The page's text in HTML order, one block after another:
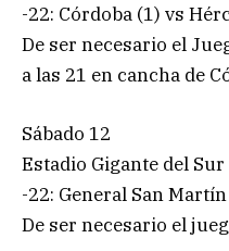
-22: Córdoba (1) vs
De ser necesario el
a las 21 en cancha de
Sábado 12
Estadio Gigante del Sur
-22: General San
De ser necesario el